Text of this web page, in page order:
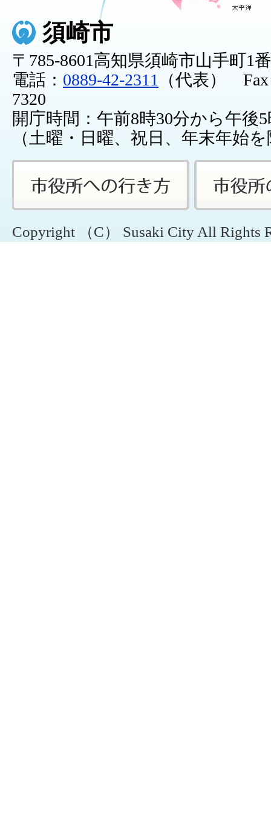
須崎市
〒785-8601高知県須崎市山手町1
電話： 0889-42-2311
（代表） Fax
7320
開庁時間：午前8時30分から午後
（土曜・日曜、祝日、年末年始
Copyright （C） Susaki City All Rights